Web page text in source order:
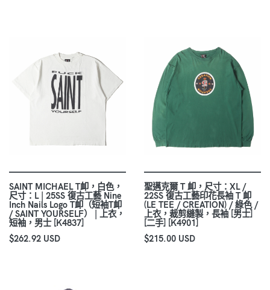
SAINT MICHAEL T卹，白色，
尺寸：L | 25SS 復古工藝 Nine
Inch Nails Logo T卹（短袖T卹
/ SAINT YOURSELF） | 上衣，
短袖，男士 [K4837]
$262.92 USD
聖邁克爾 T 卹，尺寸：XL /
22SS 復古工藝印花長袖 T 卹
(LE TEE / CREATION) / 綠色 /
上衣，裁剪縫製，長袖 [男士]
[二手] [K4901]
$215.00 USD